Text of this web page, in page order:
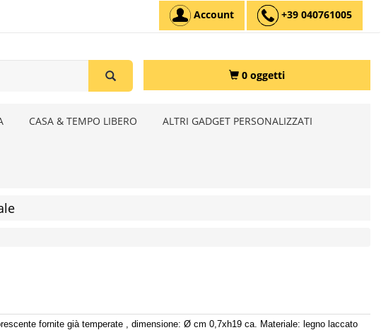
Account +39 040761005
0 oggetti
CASA & TEMPO LIBERO ALTRI GADGET PERSONALIZZATI
fornite già temperate , dimensione: Ø cm 0,7xh19 ca. Materiale: legno laccato